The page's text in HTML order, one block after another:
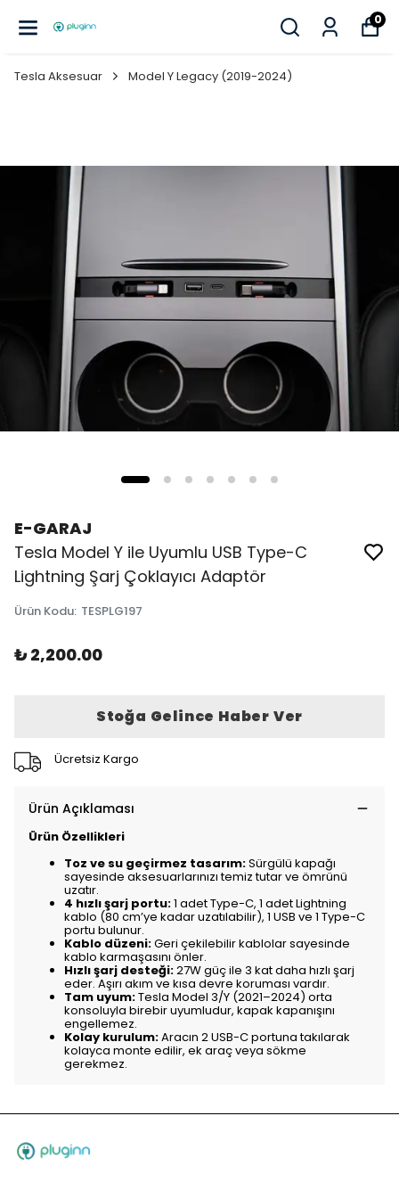
0
Tesla Aksesuar Model Y Legacy (2019-2024)
E-GARAJ
Tesla Model Y ile Uyumlu USB Type-C
Lightning Şarj Çoklayıcı Adaptör
Ürün Kodu: TESPLG197
₺ 2,200.00
Stoğa Gelince Haber Ver
Ücretsiz Kargo
Ürün Açıklaması
Ürün Özellikleri
Toz ve su geçirmez tasarım:Sürgülü kapağı
sayesinde aksesuarlarınızı temiz tutar ve ömrünü
uzatır.
4 hızlı şarj portu:1 adet Type-C, 1 adet Lightning
kablo (80 cm’ye kadar uzatılabilir), 1 USB ve 1 Type-C
portu bulunur.
Kablo düzeni:Geri çekilebilir kablolar sayesinde
kablo karmaşasını önler.
Hızlı şarj desteği:27W güç ile 3 kat daha hızlı şarj
eder. Aşırı akım ve kısa devre koruması vardır.
Tam uyum:Tesla Model 3/Y (2021–2024) orta
konsoluyla birebir uyumludur, kapak kapanışını
engellemez.
Kolay kurulum:Aracın 2 USB-C portuna takılarak
kolayca monte edilir, ek araç veya sökme
gerekmez.